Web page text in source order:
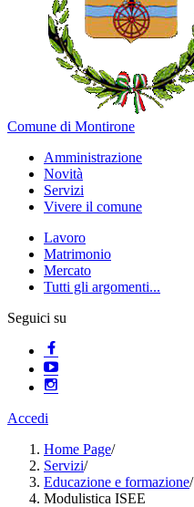
Comune di Montirone
Amministrazione
Novità
Servizi
Vivere il comune
Lavoro
Matrimonio
Mercato
Tutti gli argomenti...
Seguici su
Accedi
Home Page/
Servizi/
Educazione e formazione/
Modulistica ISEE